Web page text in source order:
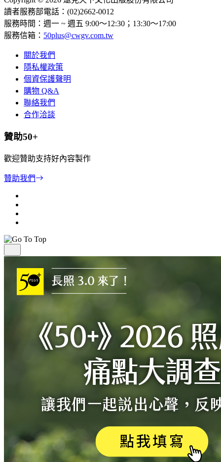
讀者服務部電話：(02)2662-0012
服務時間：週一 ~ 週五 9:00～12:30；13:30～17:00
服務信箱： 50plus@cwgv.com.tw
關於我們
隱私權政策
個資保護聲明
購物 Q&A
聯絡我們
合作洽談
贊助50+
歡迎贊助支持好內容製作
贊助我們